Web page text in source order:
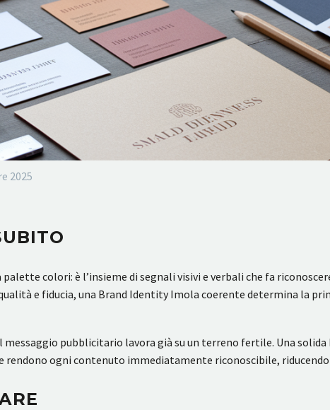
2025
colori: è l’insieme di segnali visivi e verbali che fa
e fiducia, una Brand Identity Imola coerente determina la
messaggio pubblicitario lavora già su un terreno fertile. Una
rendono ogni contenuto immediatamente riconoscibile,